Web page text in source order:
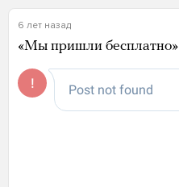
6 лет назад
«Мы пришли бесплатно»